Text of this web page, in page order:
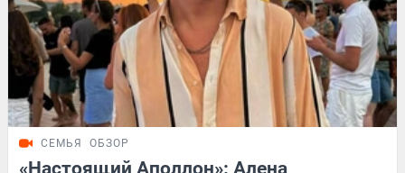
СЕМЬЯ ОБЗОР
«Настоящий Аполлон»: Алена